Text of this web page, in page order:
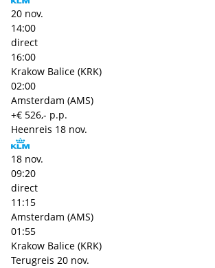
20 nov.
14:00
direct
16:00
Krakow Balice (KRK)
02:00
Amsterdam (AMS)
+€ 526,- p.p.
Heenreis 18 nov.
18 nov.
09:20
direct
11:15
Amsterdam (AMS)
01:55
Krakow Balice (KRK)
Terugreis 20 nov.